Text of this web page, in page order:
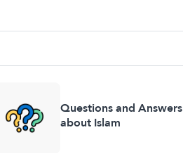
Questions and Answers
about Islam